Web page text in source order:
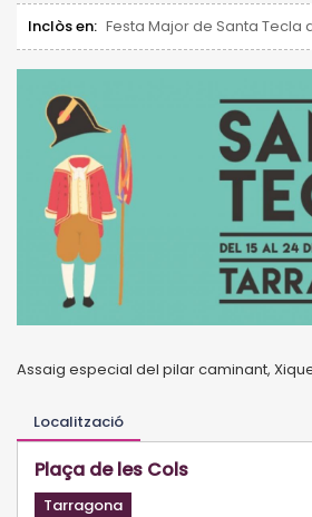
Inclòs en: Festa Major de Santa Tecla
Assaig especial del pilar caminant,
Localització
Plaça de les Cols
Tarragona